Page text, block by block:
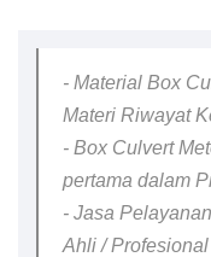
- Material Box
Materi Riwayat
- Box Culvert
pertama dalam
- Jasa
Ahli /